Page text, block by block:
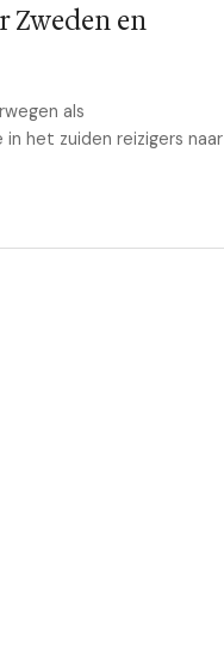
Zweden en
als
het zuiden reizigers naar